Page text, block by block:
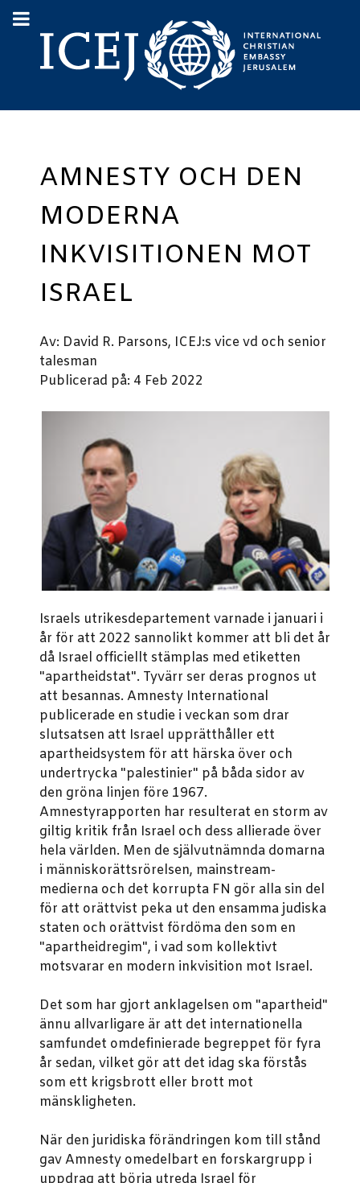
AMNESTY OCH DEN
MODERNA
INKVISITIONEN MOT
ISRAEL
Av: David R. Parsons, ICEJ:s vice vd och senior
talesman
Publicerad på: 4 Feb 2022
Israels utrikesdepartement varnade i januari i
år för att 2022 sannolikt kommer att bli det år
då Israel officiellt stämplas med etiketten
"apartheidstat". Tyvärr ser deras prognos ut
att besannas. Amnesty International
publicerade en studie i veckan som drar
slutsatsen att Israel upprätthåller ett
apartheidsystem för att härska över och
undertrycka "palestinier" på båda sidor av
den gröna linjen före 1967.
Amnestyrapporten har resulterat en storm av
giltig kritik från Israel och dess allierade över
hela världen. Men de självutnämnda domarna
i människorättsrörelsen, mainstream-
medierna och det korrupta FN gör alla sin del
för att orättvist peka ut den ensamma judiska
staten och orättvist fördöma den som en
"apartheidregim", i vad som kollektivt
motsvarar en modern inkvisition mot Israel.
Det som har gjort anklagelsen om "apartheid"
ännu allvarligare är att det internationella
samfundet omdefinierade begreppet för fyra
år sedan, vilket gör att det idag ska förstås
som ett krigsbrott eller brott mot
mänskligheten.
När den juridiska förändringen kom till stånd
gav Amnesty omedelbart en forskargrupp i
uppdrag att börja utreda Israel för